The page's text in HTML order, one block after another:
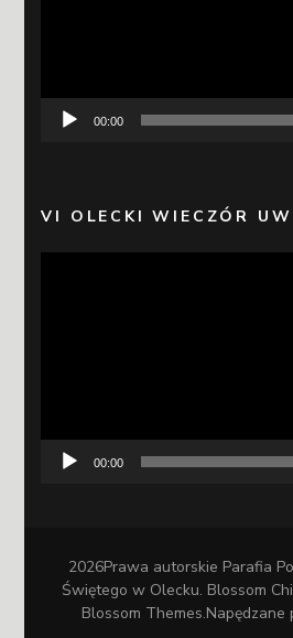
00:00
VI OLECKI WIECZÓR
00:00
2026Prawa autorskie Parafia
Świętego w Olecku. Blossom
Blossom Themes.Napędzane